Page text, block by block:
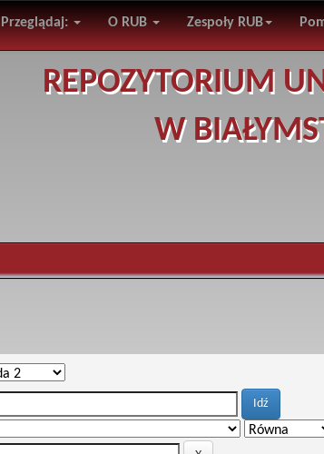
Przeglądaj: O RUB Zespoły RUB
REPOZYTORIUM
W